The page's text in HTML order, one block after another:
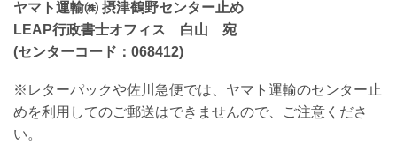
ヤマト運輸㈱ 摂津鶴野センター止め
LEAP行政書士オフィス 白山 宛
(センターコード：068412)
※レターパックや佐川急便では、ヤマト運輸のセンター止
めを利用してのご郵送はできませんので、ご注意くださ
い。